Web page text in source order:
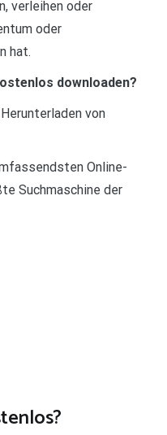
verleihen oder
oder
hat.
downloaden?
von
Online-
Suchmaschine der